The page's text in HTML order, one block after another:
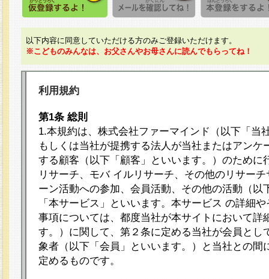
以下内容に同意していただける方のみご登録いただけます。
※こどものみんなは、お父さんやお母さんに読んでもらってね！
利用規約
第1条 総則
1.本規約は、株式会社ファーマインド（以下「当
もしくは当社が提携する法人が当社またはアンケ
する顧客（以下「顧客」といいます。）のために
リサーチ、モバ イルリサーチ、その他のリサー
ーン活動への参加、会員活動、その他の活動（以
「本サービス」といいます。本サービス の詳細
事項については、都度当社が本サイトにおいて詳
す。）に関して、第２条に定める当社が会員とし
象者（以下「会員」といいます。）と当社との間
定めるものです。